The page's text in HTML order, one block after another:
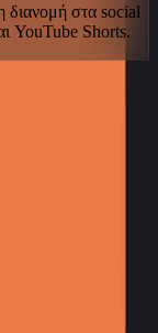
στα social
YouTube Shorts.